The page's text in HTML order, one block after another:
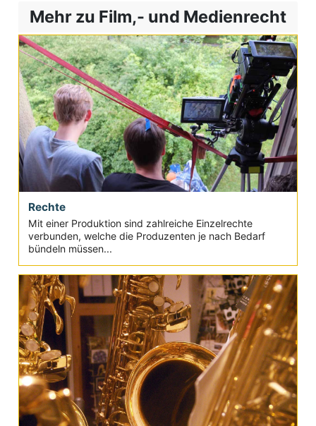
Mehr zu Film,- und Medienrecht
Rechte
Mit einer Produktion sind zahlreiche Einzelrechte
verbunden, welche die Produzenten je nach Bedarf
bündeln müssen...